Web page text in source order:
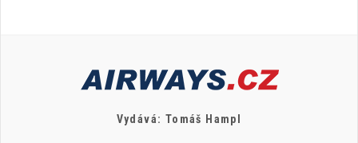
Vydává: Tomáš Hampl